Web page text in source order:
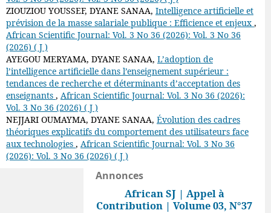
ZIOUZIOU YOUSSEF, DYANE SANAA, Intelligence artificielle et
prévision de la masse salariale publique : Efficience et enjeux ,
African Scientific Journal: Vol. 3 No 36 (2026): Vol. 3 No 36
(2026) ( J )
AYEGOU MERYAMA, DYANE SANAA, L’adoption de
l’intelligence artificielle dans l’enseignement supérieur :
tendances de recherche et déterminants d’acceptation des
enseignants , African Scientific Journal: Vol. 3 No 36 (2026):
Vol. 3 No 36 (2026) ( J )
NEJJARI OUMAYMA, DYANE SANAA, Évolution des cadres
théoriques explicatifs du comportement des utilisateurs face
aux technologies , African Scientific Journal: Vol. 3 No 36
(2026): Vol. 3 No 36 (2026) ( J )
Annonces
African SJ | Appel à
Contribution | Volume 03, N°37